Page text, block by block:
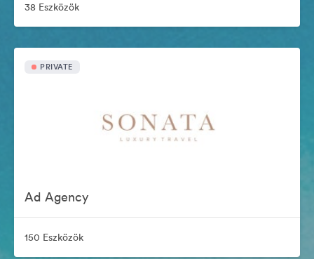
38 Eszközök
PRIVATE
Ad Agency
150 Eszközök